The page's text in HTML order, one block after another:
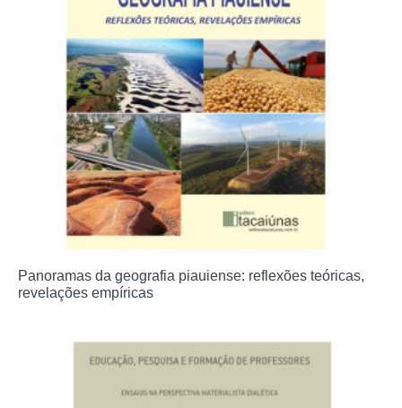
Panoramas da geografia piauiense: reflexões teóricas,
revelações empíricas